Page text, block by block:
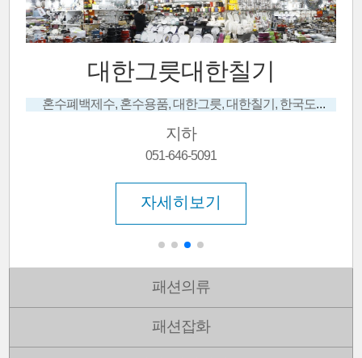
현성칠기
혼수페백제수, 혼수용품, 남원제기,제상,각종상주문제작, 혼수용품(함꾸리기), 혼서지대필서비스, 남원칠기
지하
051-631-4274
자세히보기
패션의류
패션잡화